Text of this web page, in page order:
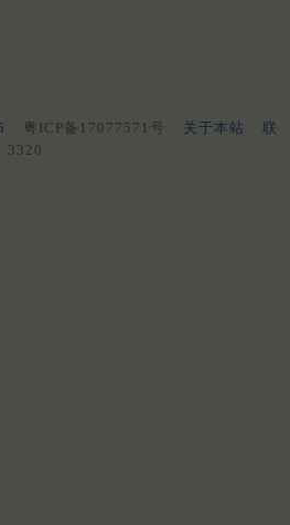
粤ICP备17077571号 关于本站
联
3320